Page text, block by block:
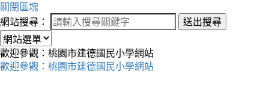
關閉區塊
網站搜尋：
送出搜尋
歡迎參觀：桃園市建德國民小學網站
歡迎參觀：桃園市建德國民小學網站